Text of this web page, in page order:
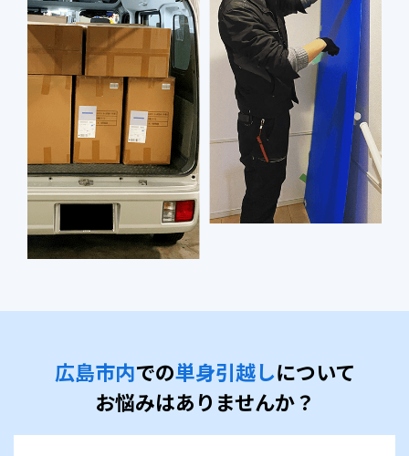
広島市内での単身引越しについて
お悩みはありませんか？